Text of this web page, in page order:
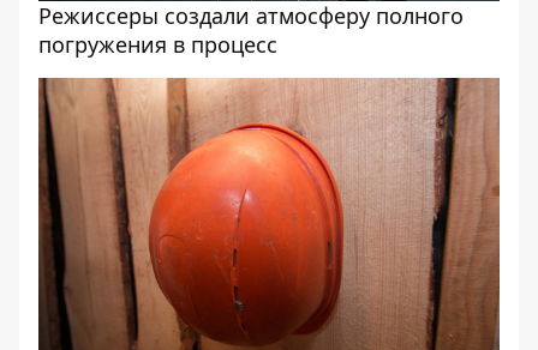
Режиссеры создали атмосферу полного
погружения в процесс